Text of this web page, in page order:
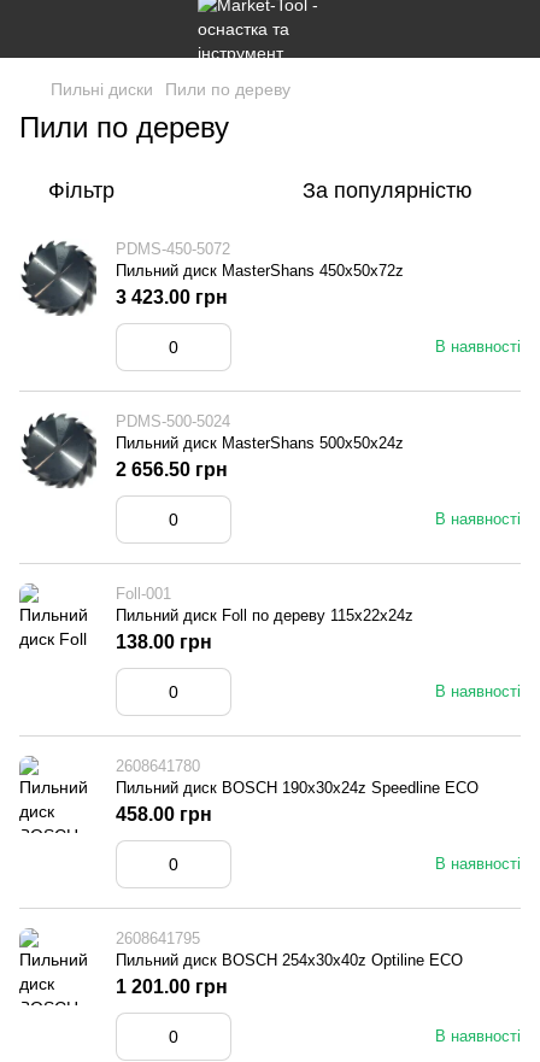
Пильні диски Пили по дереву
Пили по дереву
Фільтр За популярністю
PDMS-450-5072
Пильний диск MasterShans 450x50x72z
В наявності
3 423.00 грн
PDMS-500-5024
Пильний диск MasterShans 500x50x24z
В наявності
2 656.50 грн
Foll-001
Пильний диск Foll по дереву 115х22х24z
В наявності
138.00 грн
2608641780
Пильний диск BOSCH 190x30x24z Speedline ECO
В наявності
458.00 грн
2608641795
Пильний диск BOSCH 254x30x40z Optiline ECO
В наявності
1 201.00 грн